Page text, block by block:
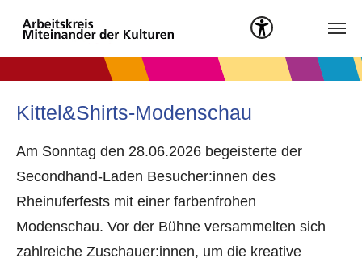
Zum Hauptinhalt springen
Menü öffnen
Kittel&Shirts-Modenschau
Am Sonntag den 28.06.2026 begeisterte der
Secondhand-Laden Besucher:innen des
Rheinuferfests mit einer farbenfrohen
Modenschau. Vor der Bühne versammelten sich
zahlreiche Zuschauer:innen, um die kreative